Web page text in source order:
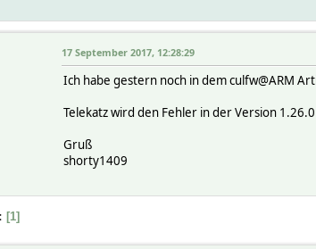
17 September 2017, 12:28:29
Ich habe gestern noch in dem culfw@ARM
Telekatz wird den Fehler in der Version
Gruß
shorty1409
1